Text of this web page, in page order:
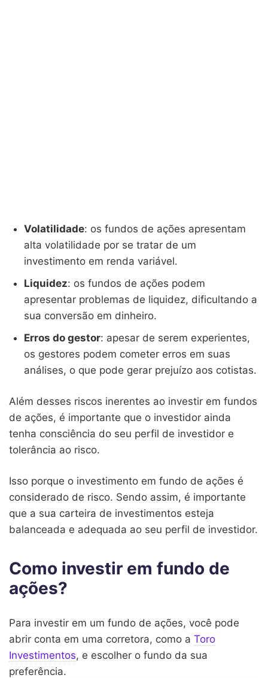
Volatilidade: os fundos de ações apresentam
alta volatilidade por se tratar de um
investimento em renda variável.
Liquidez: os fundos de ações podem
apresentar problemas de liquidez, dificultando a
sua conversão em dinheiro.
Erros do gestor: apesar de serem experientes,
os gestores podem cometer erros em suas
análises, o que pode gerar prejuízo aos cotistas.
Além desses riscos inerentes ao investir em fundos
de ações, é importante que o investidor ainda
tenha consciência do seu perfil de investidor e
tolerância ao risco.
Isso porque o investimento em fundo de ações é
considerado de risco. Sendo assim, é importante
que a sua carteira de investimentos esteja
balanceada e adequada ao seu perfil de investidor.
Como investir em fundo de
ações?
Para investir em um fundo de ações, você pode
abrir conta em uma corretora, como a Toro
Investimentos, e escolher o fundo da sua
preferência.